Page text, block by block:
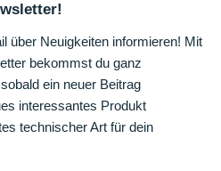
über Neuigkeiten informieren! Mit
bekommst du ganz
ein neuer Beitrag
interessantes Produkt
technischer Art für dein